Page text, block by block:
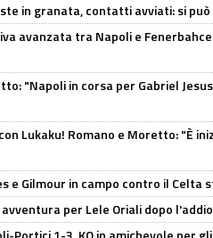
in granata, contatti avviati: si
avanzata tra Napoli e
"Napoli in corsa per Gabriel
Lukaku! Romano e Moretto: "È
e Gilmour in campo contro il Celta
per Lele Oriali dopo